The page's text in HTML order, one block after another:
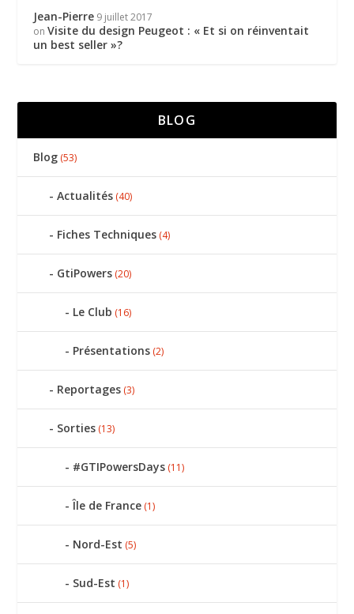
Jean-Pierre 9 juillet 2017
onVisite du design Peugeot : « Et si on réinventait
un best seller »?
BLOG
Blog (53)
Actualités (40)
Fiches Techniques (4)
GtiPowers (20)
Le Club (16)
Présentations (2)
Reportages (3)
Sorties (13)
#GTIPowersDays (11)
Île de France (1)
Nord-Est (5)
Sud-Est (1)